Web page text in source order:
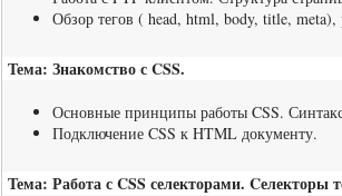
Обзор тегов ( head, html, body, title, meta),
Тема: Знакомство с CSS.
Основные принципы работы CSS.
Подключение CSS к HTML документу.
Тема: Работа с CSS селекторами. Cелекторы